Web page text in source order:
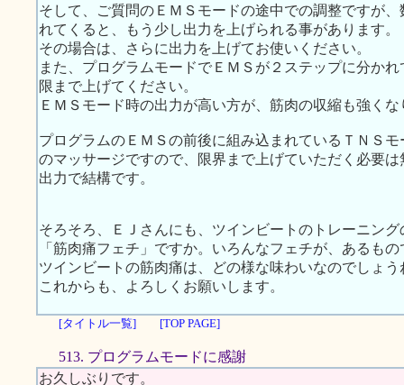
そして、ご質問のＥＭＳモードの途中での調整ですが
れてくると、もう少し出力を上げられる事があります。
その場合は、さらに出力を上げてお使いください。
また、プログラムモードでＥＭＳが２ステップに分か
限まで上げてください。
ＥＭＳモード時の出力が高い方が、筋肉の収縮も強く
プログラムのＥＭＳの前後に組み込まれているＴＮＳ
のマッサージですので、限界まで上げていただく必要
出力で結構です。
そろそろ、ＥＪさんにも、ツインビートのトレーニン
「筋肉痛フェチ」ですか。いろんなフェチが、あるも
ツインビートの筋肉痛は、どの様な味わいなのでしょう
これからも、よろしくお願いします。
[タイトル一覧] [TOP PAGE]
513. プログラムモードに感謝
お久しぶりです。